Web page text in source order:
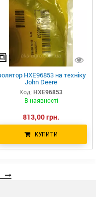
HXE96853 на техніку
John Deere
Код: HXE96853
В наявності
813,00 грн.
КУПИТИ